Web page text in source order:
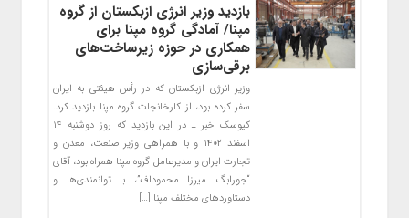
بازدید وزیر انرژی ازبکستان از گروه
مپنا/ آمادگی گروه مپنا برای
همکاری در حوزه زیرساخت‌های
برقی‌سازی
وزیر انرژی ازبکستان که در رأس هیئتی به ایران
سفر کرده بود، از کارخانجات گروه مپنا بازدید کرد.
کیوسک خبر ـ در این بازدید که روز دوشنبه ۱۴
اسفند ۱۴۰۲ و با همراهی وزیر صنعت، معدن و
تجارت ایران و مدیرعامل گروه مپنا همراه بود، آقای
“جورابگ میرزا محموداف”، با توانمندی‌ها و
دستاوردهای مختلف مپنا […]